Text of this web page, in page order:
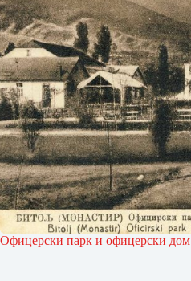
Офицерски парк и офицерски дом